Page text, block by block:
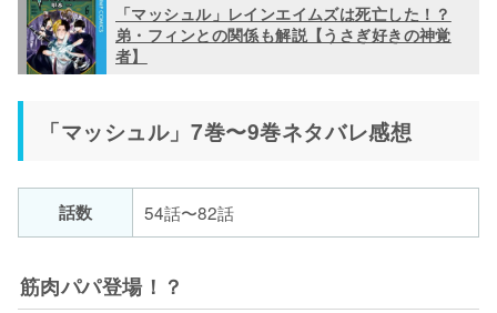
「マッシュル」レインエイムズは死亡した！？
弟・フィンとの関係も解説【うさぎ好きの神覚
者】
「マッシュル」7巻〜9巻ネタバレ感想
話数 54話〜82話
筋肉パパ登場！？